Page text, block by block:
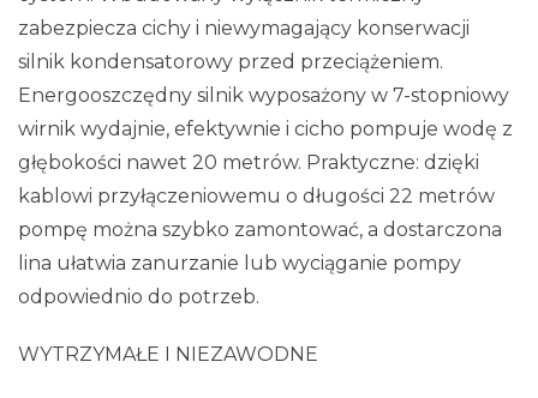
zabezpiecza cichy i niewymagający konserwacji
silnik kondensatorowy przed przeciążeniem.
Energooszczędny silnik wyposażony w 7-stopniowy
wirnik wydajnie, efektywnie i cicho pompuje wodę z
głębokości nawet 20 metrów. Praktyczne: dzięki
kablowi przyłączeniowemu o długości 22 metrów
pompę można szybko zamontować, a dostarczona
lina ułatwia zanurzanie lub wyciąganie pompy
odpowiednio do potrzeb.
WYTRZYMAŁE I NIEZAWODNE